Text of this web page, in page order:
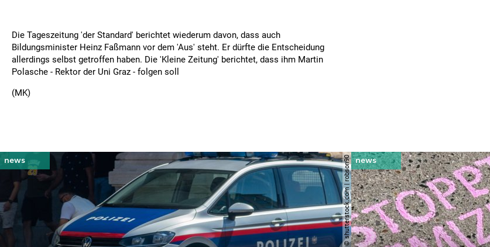
Die Tageszeitung 'der Standard' berichtet wiederum davon, dass auch
Bildungsminister Heinz Faßmann vor dem 'Aus' steht. Er dürfte die Entscheidung
allerdings selbst getroffen haben. Die 'Kleine Zeitung' berichtet, dass ihm Martin
Polasche - Rektor der Uni Graz - folgen soll
(MK)
© shutterstock.com | robson90